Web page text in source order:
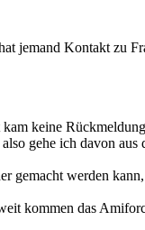
jemand Kontakt zu
keine
gehe ich davon aus
gemacht werden
kommen das